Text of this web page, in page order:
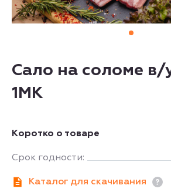
Сало на соломе в/
1МК
Коротко о товаре
Срок годности:
Каталог для скачивания